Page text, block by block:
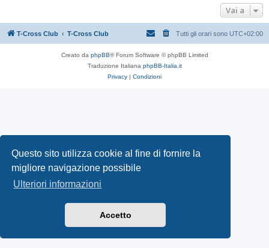
Questo sito utilizza cookie al fine di fornire la
migliore navigazione possibile
Ulteriori informazioni
Accetto
Vai a
T-Cross Club T-Cross Club Tutti gli orari sono UTC+02:00
Creato da phpBB® Forum Software © phpBB Limited
Traduzione Italiana phpBB-Italia.it
Privacy | Condizioni